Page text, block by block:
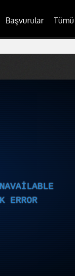
Başvurular Tümü
ERROR